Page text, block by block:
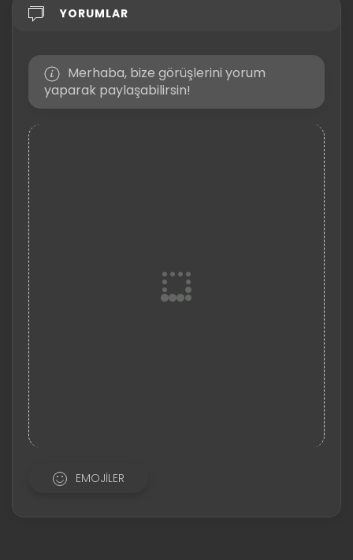
YORUMLAR
Merhaba, bize görüşlerini yorum
yaparak paylaşabilirsin!
EMOJILER